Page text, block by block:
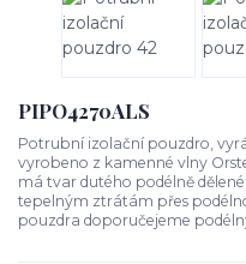
PIPO4270ALS
Potrubní izolační pouzdro,
vyrobeno z kamenné vlny
má tvar dutého podélně
tepelným ztrátám přes
pouzdra doporučejeme